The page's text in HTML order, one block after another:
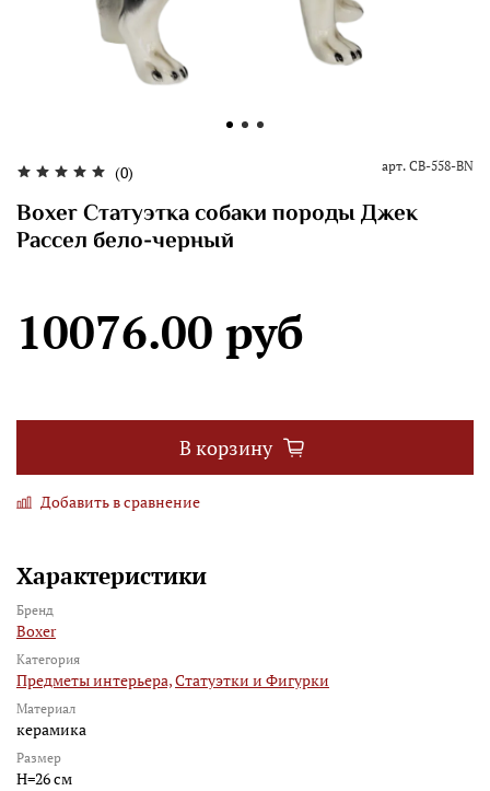
(0) арт. CB-558-BN
Boxer Статуэтка собаки породы Джек
Рассел бело-черный
10076.00 руб
В корзину
Добавить в сравнение
Характеристики
Бренд
Boxer
Категория
Предметы интерьера,Статуэтки и Фигурки
Материал
керамика
Размер
H=26 см